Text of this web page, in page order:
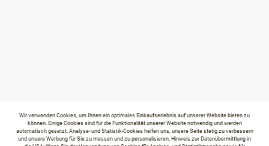
Wir verwenden Cookies, um Ihnen ein optimales Einkaufserlebnis auf unserer Website bieten zu
können. Einige Cookies sind für die Funktionalität unserer Website notwendig und werden
automatisch gesetzt. Analyse- und Statistik-Cookies helfen uns, unsere Seite stetig zu verbessern
und unsere Werbung für Sie zu messen und zu personalisieren. Hinweis zur Datenübermittlung in